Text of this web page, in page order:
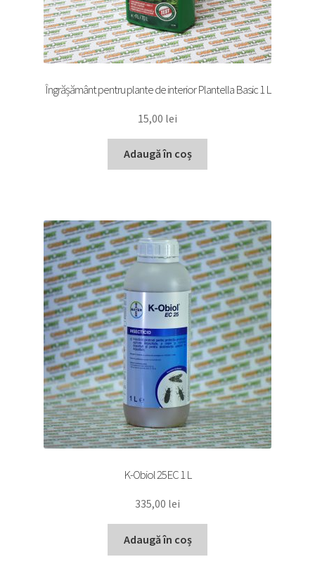
Îngrășământ pentru plante de interior Plantella Basic 1 L
15,00 lei
Adaugă în coș
K-Obiol 25EC 1 L
335,00 lei
Adaugă în coș